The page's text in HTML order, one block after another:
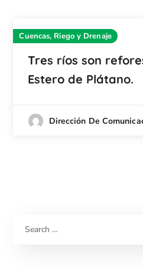
Cuencas, Riego y Drenaje
Tres ríos son
Estero de Plátano.
Dirección De